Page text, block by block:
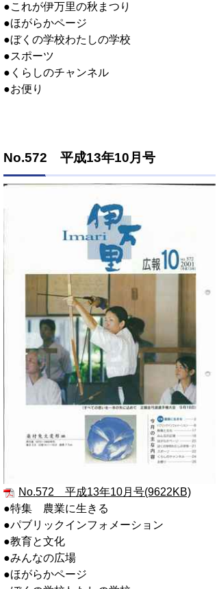
●これが伊万里の秋まつり
●ほがらかページ
●ぼくの学校わたしの学校
●スポーツ
●くらしのチャンネル
●お便り
No.572 平成13年10月号
No.572 平成13年10月号(9622KB)
●特集 農業に生きる
●パブリックインフォメーション
●教育と文化
●みんなの広場
●ほがらかページ